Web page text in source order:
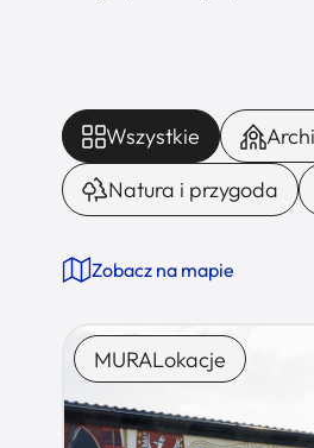
Wszystkie
Natura i przygoda
Zobacz na mapie
MURALokacje